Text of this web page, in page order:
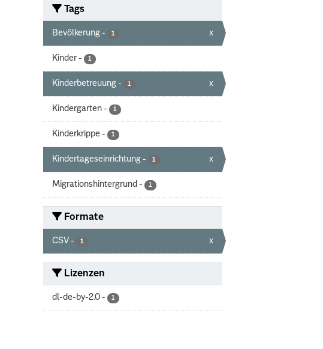
Tags
Bevölkerung - 1 x
Kinder - 1
Kinderbetreuung - 1 x
Kindergarten - 1
Kinderkrippe - 1
Kindertageseinrichtung - 1 x
Migrationshintergrund - 1
Formate
CSV - 1 x
Lizenzen
dl-de-by-2.0 - 1